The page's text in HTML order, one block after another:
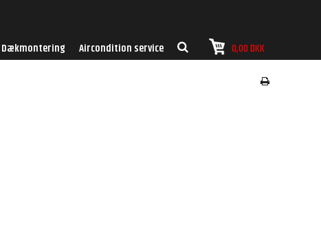
Dækmontering Aircondition service 0,00 DKK